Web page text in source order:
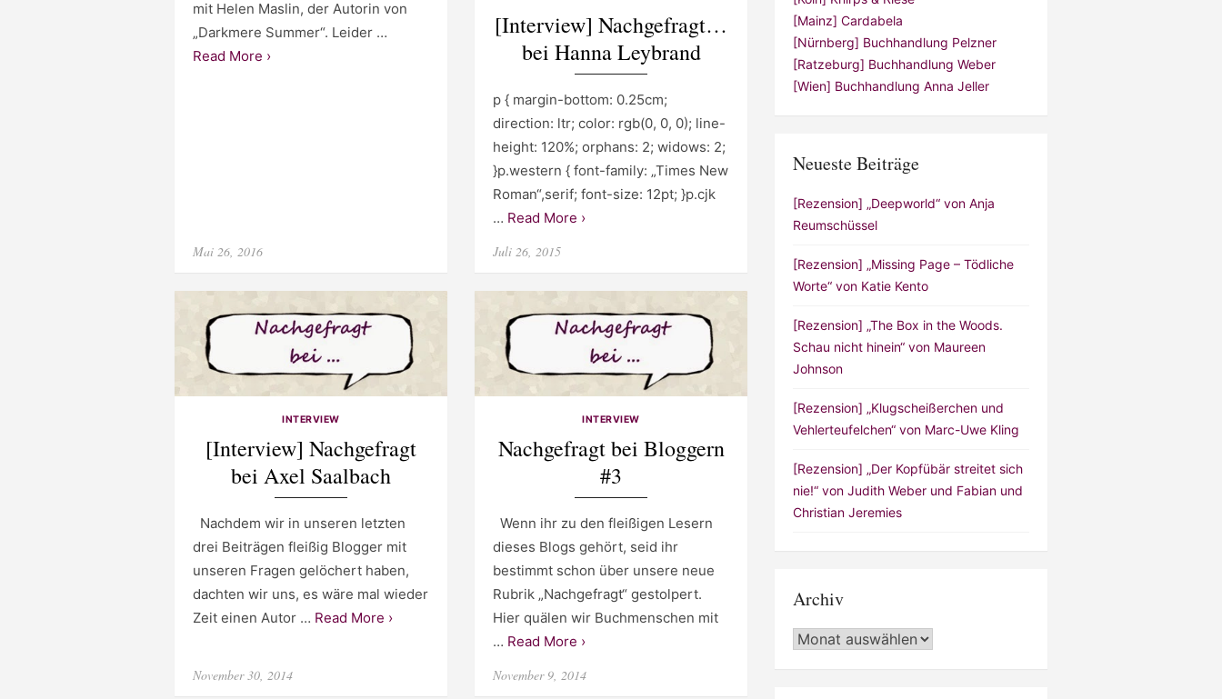
mit Helen Maslin, der Autorin von
„Darkmere Summer“. Leider …
Read More ›
Posted
Mai 26, 2016
[Interview] Nachgefragt…
bei Hanna Leybrand
p { margin-bottom: 0.25cm;
direction: ltr; color: rgb(0, 0, 0); line-
height: 120%; orphans: 2; widows: 2;
}p.western { font-family: „Times New
Roman“,serif; font-size: 12pt; }p.cjk
… Read More ›
Posted
Juli 26, 2015
INTERVIEW
[Interview] Nachgefragt
bei Axel Saalbach
Nachdem wir in unseren letzten
drei Beiträgen fleißig Blogger mit
unseren Fragen gelöchert haben,
dachten wir uns, es wäre mal wieder
Zeit einen Autor … Read More ›
Posted
November 30, 2014
INTERVIEW
Nachgefragt bei Bloggern
#3
Wenn ihr zu den fleißigen Lesern
dieses Blogs gehört, seid ihr
bestimmt schon über unsere neue
Rubrik „Nachgefragt“ gestolpert.
Hier quälen wir Buchmenschen mit
… Read More ›
Posted
November 9, 2014
[Mainz] Cardabela
[Nürnberg] Buchhandlung Pelzner
[Ratzeburg] Buchhandlung Weber
[Wien] Buchhandlung Anna Jeller
Neueste Beiträge
[Rezension] „Deepworld“ von Anja
Reumschüssel
[Rezension] „Missing Page – Tödliche
Worte“ von Katie Kento
[Rezension] „The Box in the Woods.
Schau nicht hinein“ von Maureen
Johnson
[Rezension] „Klugscheißerchen und
Vehlerteufelchen“ von Marc-Uwe Kling
[Rezension] „Der Kopfübär streitet sich
nie!“ von Judith Weber und Fabian und
Christian Jeremies
Archiv
Archiv